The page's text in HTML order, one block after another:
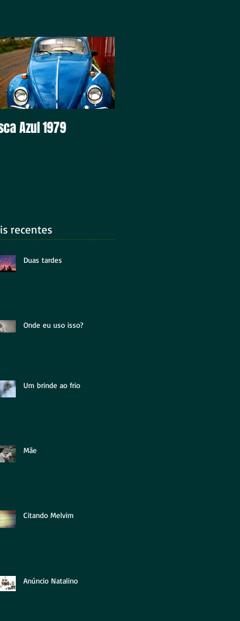
Azul 1979
recentes
Duas tardes
Onde eu uso isso?
Um brinde ao frio
Mãe
Citando Melvim
Anúncio Natalino